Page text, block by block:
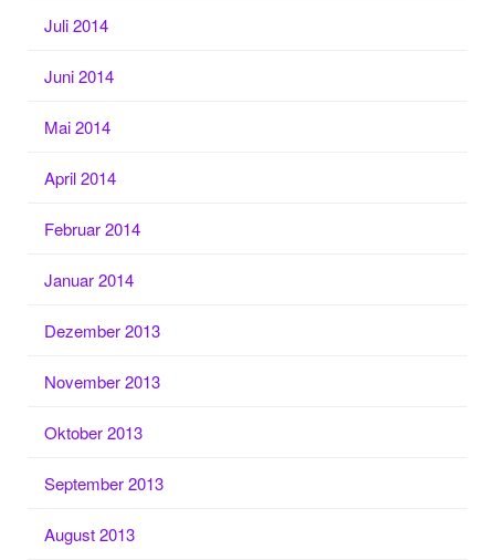
Juli 2014
Juni 2014
Mai 2014
April 2014
Februar 2014
Januar 2014
Dezember 2013
November 2013
Oktober 2013
September 2013
August 2013